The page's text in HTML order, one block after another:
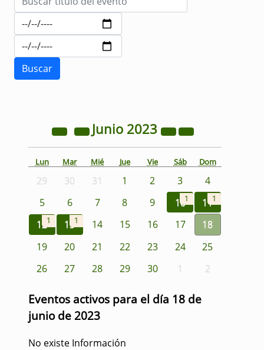
Junio 2023
Lun Mar Mié Jue Vie Sáb Dom
29 30 31 1 2 3
4
5
6 7 8 9 101 111
121 131 14 15 16 17
18
19
20 21 22 23 24
25
26
27 28 29 30 1 2
Eventos activos para el día 18 de
junio de 2023
No existe Información